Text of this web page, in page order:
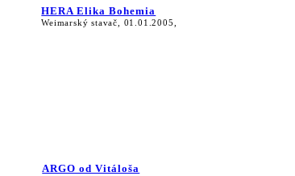
HERA Elika Bohemia
Weimarský stavač, 01.01.2005,
ARGO od Vitáloša